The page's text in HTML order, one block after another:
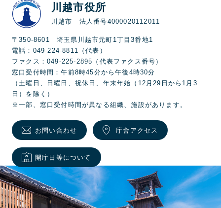
川越市役所
川越市 法人番号4000020112011
〒350-8601 埼玉県川越市元町1丁目3番地1
電話：049-224-8811（代表）
ファクス：049-225-2895（代表ファクス番号）
窓口受付時間：午前8時45分から午後4時30分
（土曜日、日曜日、祝休日、年末年始（12月29日から1月3
日）を除く）
※一部、窓口受付時間が異なる組織、施設があります。
お問い合わせ 庁舎アクセス
開庁日等について